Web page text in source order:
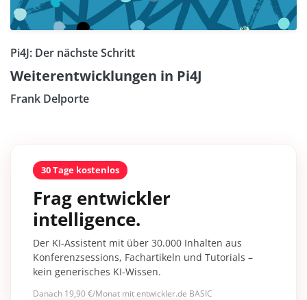
Pi4J: Der nächste Schritt
Weiterentwicklungen in Pi4J
Frank Delporte
30 Tage kostenlos
Frag entwickler
intelligence.
Der KI-Assistent mit über 30.000 Inhalten aus
Konferenzsessions, Fachartikeln und Tutorials –
kein generisches KI-Wissen.
Danach 19,90 €/Monat mit entwickler.de BASIC